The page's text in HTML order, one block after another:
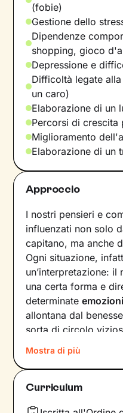
(fobie)
Gestione dello
Dipendenze
shopping, gioco
Depressione e
Difficoltà legate
un caro)
Elaborazione di un
Percorsi di crescita
Miglioramento
Elaborazione di un
Approccio
I nostri pensieri e
influenzati non solo
capitano, ma anche
Ogni situazione,
un’interpretazione: il
una certa forma e
determinate
allontana dal
sorta di circolo
Si può interrompere
innescando un
maggiore serenità
Mostra di più
Curriculum